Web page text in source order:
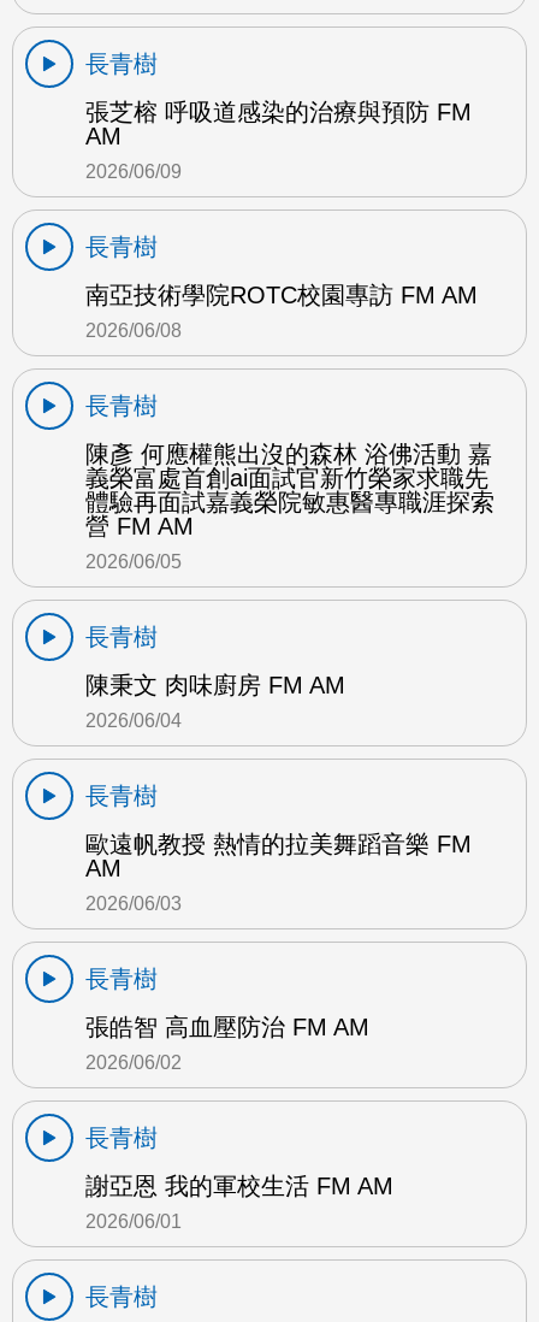
長青樹
張芝榕 呼吸道感染的治療與預防 FM
AM
2026/06/09
長青樹
南亞技術學院ROTC校園專訪 FM AM
2026/06/08
長青樹
陳彥 何應權熊出沒的森林 浴佛活動 嘉
義榮富處首創ai面試官新竹榮家求職先
體驗再面試嘉義榮院敏惠醫專職涯探索
營 FM AM
2026/06/05
長青樹
陳秉文 肉味廚房 FM AM
2026/06/04
長青樹
歐遠帆教授 熱情的拉美舞蹈音樂 FM
AM
2026/06/03
長青樹
張皓智 高血壓防治 FM AM
2026/06/02
長青樹
謝亞恩 我的軍校生活 FM AM
2026/06/01
長青樹